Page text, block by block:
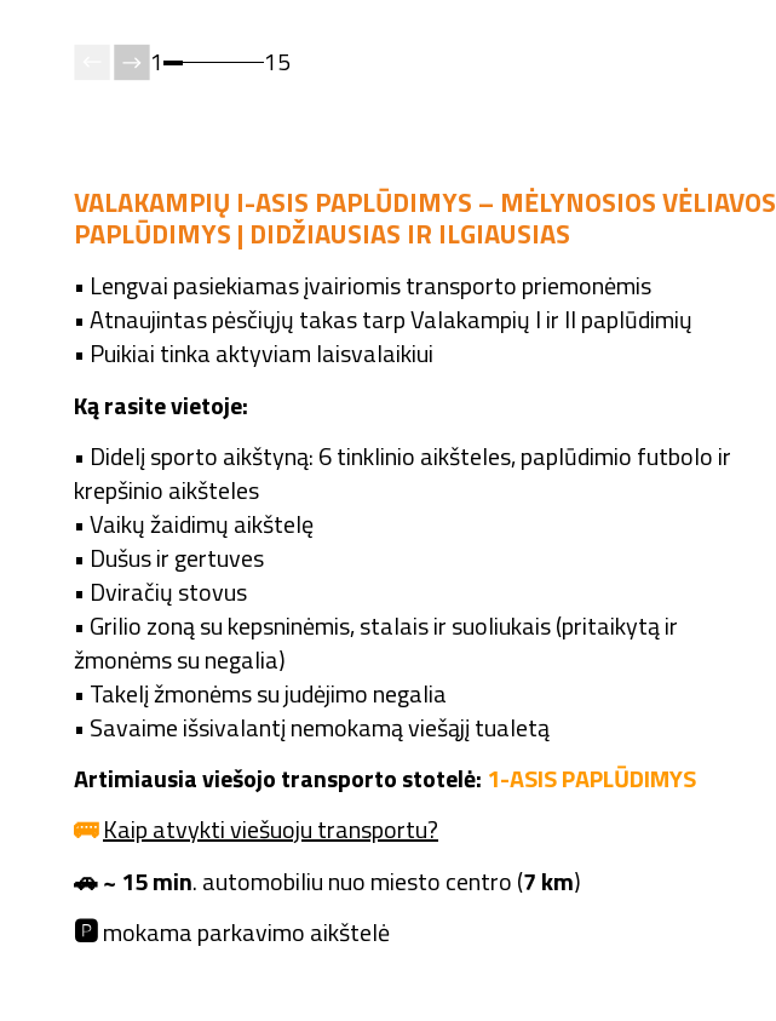
1 15
VALAKAMPIŲ I-ASIS PAPLŪDIMYS – MĖLYNOSIOS VĖLIAVOS
PAPLŪDIMYS | DIDŽIAUSIAS IR ILGIAUSIAS
• Lengvai pasiekiamas įvairiomis transporto priemonėmis
• Atnaujintas pėsčiųjų takas tarp Valakampių I ir II paplūdimių
• Puikiai tinka aktyviam laisvalaikiui
Ką rasite vietoje:
• Didelį sporto aikštyną: 6 tinklinio aikšteles, paplūdimio futbolo ir
krepšinio aikšteles
• Vaikų žaidimų aikštelę
• Dušus ir gertuves
• Dviračių stovus
• Grilio zoną su kepsninėmis, stalais ir suoliukais (pritaikytą ir
žmonėms su negalia)
• Takelį žmonėms su judėjimo negalia
• Savaime išsivalantį nemokamą viešąjį tualetą
Artimiausia viešojo transporto stotelė: 1-ASIS PAPLŪDIMYS
🚌Kaip atvykti viešuoju transportu?
🚗 ~ 15 min. automobiliu nuo miesto centro (7 km)
🅿️mokama parkavimo aikštelė